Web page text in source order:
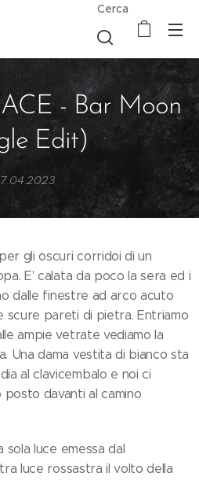
Cerca
- Bar Moon
Edit)
gli oscuri corridoi di un
E' calata da poco la sera ed i
dalle finestre ad arco acuto
scure pareti di pietra. Entriamo
ampie vetrate vediamo la
Una dama vestita di bianco sta
al clavicembalo e noi ci
posto davanti al camino
sola luce emessa dal
luce rossastra il volto della